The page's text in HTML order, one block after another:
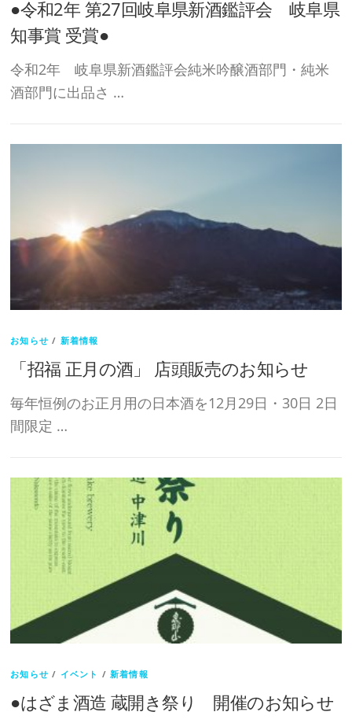
●令和2年 第27回岐阜県新酒鑑評会 岐阜県
知事賞 受賞●
令和2年 岐阜県新酒鑑評会純米吟醸酒部門・純米
酒部門に出品さ …
お知らせ / 新着情報
「招福 正月の酒」 店頭販売のお知らせ
毎年恒例のお正月用の日本酒を12月29日・30日 2日
間限定 …
お知らせ / イベント / 新着情報
●はざま酒造 蔵開き祭り 開催のお知らせ